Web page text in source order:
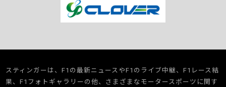
スティンガーは、F1の最新ニュースやF1のライブ中継、F1レース結
果、F1フォトギャラリーの他、さまざまなモータースポーツに関す